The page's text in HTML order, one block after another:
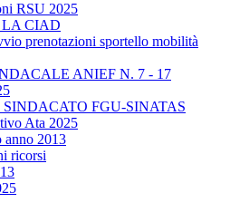
RSU 2025
LA CIAD
prenotazioni sportello mobilità
ANIEF N. 7 - 17
FGU-SINATAS
Ata 2025
anno 2013
ricorsi